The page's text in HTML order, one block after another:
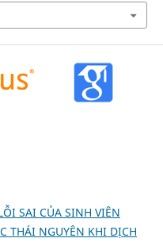
SAI CỦA SINH VIÊN
THÁI NGUYÊN KHI DỊCH